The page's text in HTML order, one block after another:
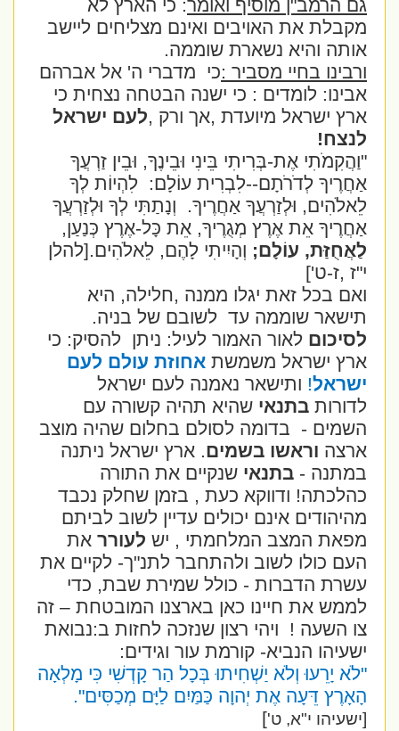
גם הרמב"ן מוסיף ואומר: כי הארץ לא
מקבלת את האויבים ואינם מצליחים ליישב
אותה והיא נשארת שוממה.
ורבינו בחיי מסביר :כי מדברי ה' אל אברהם
אבינו: לומדים : כי ישנה הבטחה נצחית כי
ארץ ישראל מיועדת ,אך ורק ,לעם ישראל
לנצח!
"וַהֲקִמֹתִי אֶת-בְּרִיתִי בֵּינִי וּבֵינֶךָ, וּבֵין זַרְעֲךָ
אַחֲרֶיךָ לְדֹרֹתָם--לִבְרִית עוֹלָם: לִהְיוֹת לְךָ
לֵאלֹהִים, וּלְזַרְעֲךָ אַחֲרֶיךָ. וְנָתַתִּי לְךָ וּלְזַרְעֲךָ
אַחֲרֶיךָ אֵת אֶרֶץ מְגֻרֶיךָ, אֵת כָּל-אֶרֶץ כְּנַעַן,
לַאֲחֻזַּת, עוֹלָם;וְהָיִיתִי לָהֶם, לֵאלֹהִים.[להלן
י"ז ,ז-ט']
ואם בכל זאת יגלו ממנה ,חלילה, היא
תישאר שוממה עד לשובם של בניה.
לסיכוםלאור האמור לעיל: ניתן להסיק: כי
ארץ ישראל משמשתאחוזת עולם לעם
ישראל!ותישאר נאמנה לעם ישראל
לדורותבתנאישהיא תהיה קשורה עם
השמים - בדומה לסולם בחלום שהיה מוצב
ארצהוראשו בשמים. ארץ ישראל ניתנה
במתנה - בתנאישנקיים את התורה
כהלכתה!ודווקא כעת , בזמן שחלק נכבד
מהיהודים אינם יכולים עדיין לשוב לביתם
מפאת המצב המלחמתי , ישלעורראת
העם כולו לשוב ולהתחבר לתנ"ך- לקיים את
עשרת הדברות - כולל שמירת שבת, כדי
לממש את חיינו כאן בארצנו המובטחת – זה
צו השעה ! ויהי רצון שנזכה לחזות ב:נבואת
ישעיהו הנביא- קורמת עור וגידים:
"לֹא יָרֵעוּ וְלֹא יַשְׁחִיתוּ בְּכָל הַר קָדְשִׁי כִּי מָלְאָה
הָאָרֶץ דֵּעָה אֶת יְהוָה כַּמַּיִם לַיָּם מְכַסִּים".
[ישעיהו י"א, ט']